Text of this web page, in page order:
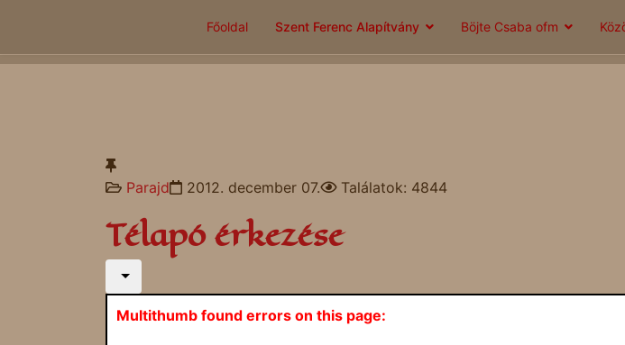
Főoldal Szent Ferenc Alapítvány Böjte Csaba ofm
Parajd 2012. december 07. Találatok: 4844
Télapó érkezése
Multithumb found errors on this page: